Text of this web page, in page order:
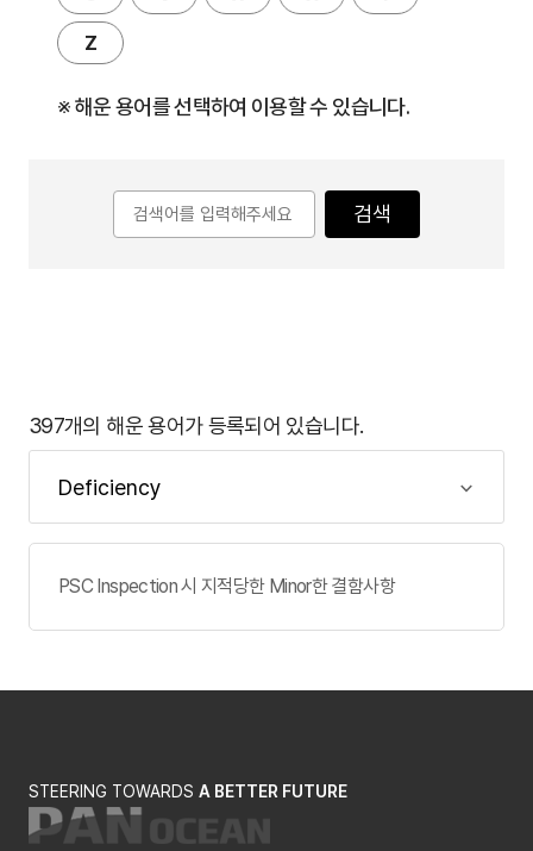
Z
※ 해운 용어를 선택하여 이용할 수 있습니다.
검색
397개의 해운 용어가 등록되어 있습니다.
PSC Inspection 시 지적당한 Minor한 결함사항
STEERING TOWARDS A BETTER FUTURE